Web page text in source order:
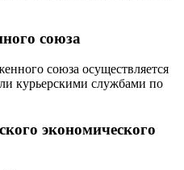
союза
союза осуществляется
курьерскими службами по
экономического